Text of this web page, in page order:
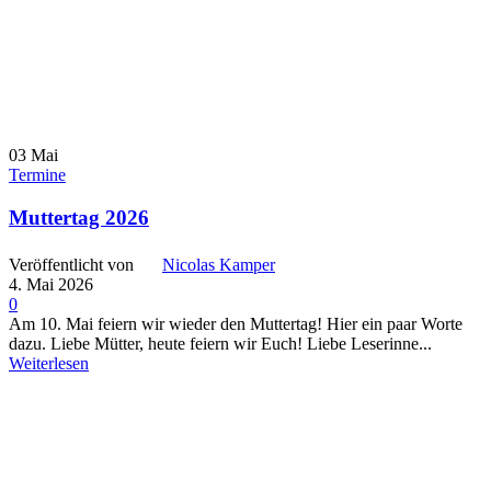
03 Mai
Termine
Muttertag 2026
Veröffentlicht von
Nicolas Kamper
4. Mai 2026
0
Am 10. Mai feiern wir wieder den Muttertag! Hier ein paar Worte
dazu. Liebe Mütter, heute feiern wir Euch! Liebe Leserinne...
Weiterlesen